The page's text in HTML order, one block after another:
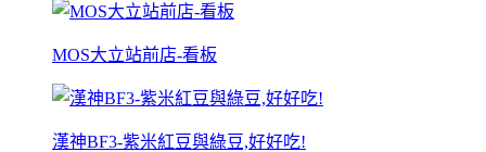
MOS大立站前店-看板
漢神BF3-紫米紅豆與綠豆,好好吃!